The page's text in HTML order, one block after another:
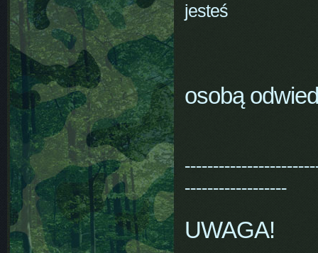
jesteś
osobą
------------------
UWAGA!